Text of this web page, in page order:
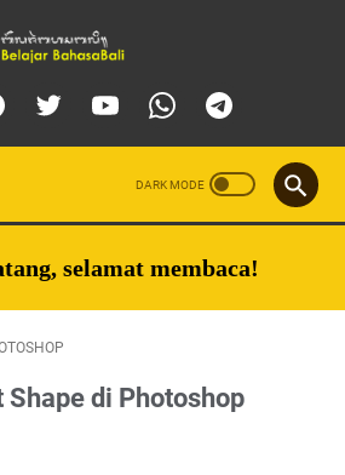
selamat membaca!
Shape di Photoshop